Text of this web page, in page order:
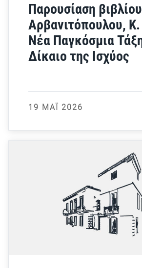
Παρουσίαση
Αρβανιτόπουλου,
Νέα Παγκόσμια
Δίκαιο της Ισχύος
19 ΜΆΙ 2026